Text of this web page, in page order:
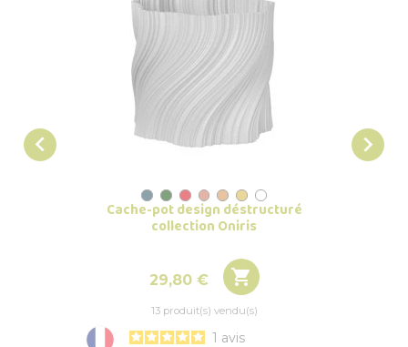

Cache-pot design déstructuré
collection Oniris
Prix
29,80 € 
13 produit(s) vendu(s)
1 avis
